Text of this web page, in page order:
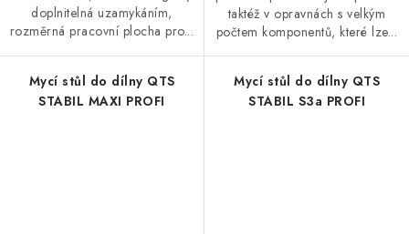
doplnitelná uzamykáním,
rozměrná pracovní plocha pro...
taktéž v opravnách s velkým
počtem komponentů, které lze...
Mycí stůl do dílny QTS
STABIL MAXI PROFI
Mycí stůl do dílny QTS
STABIL S3a PROFI